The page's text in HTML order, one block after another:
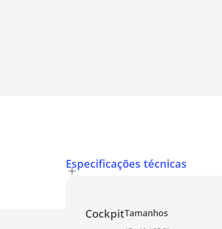
Especificações técnicas
CockpitTamanhos